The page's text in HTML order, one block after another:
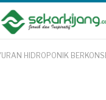
HIDROPONIK BERKONSEP “URBAN